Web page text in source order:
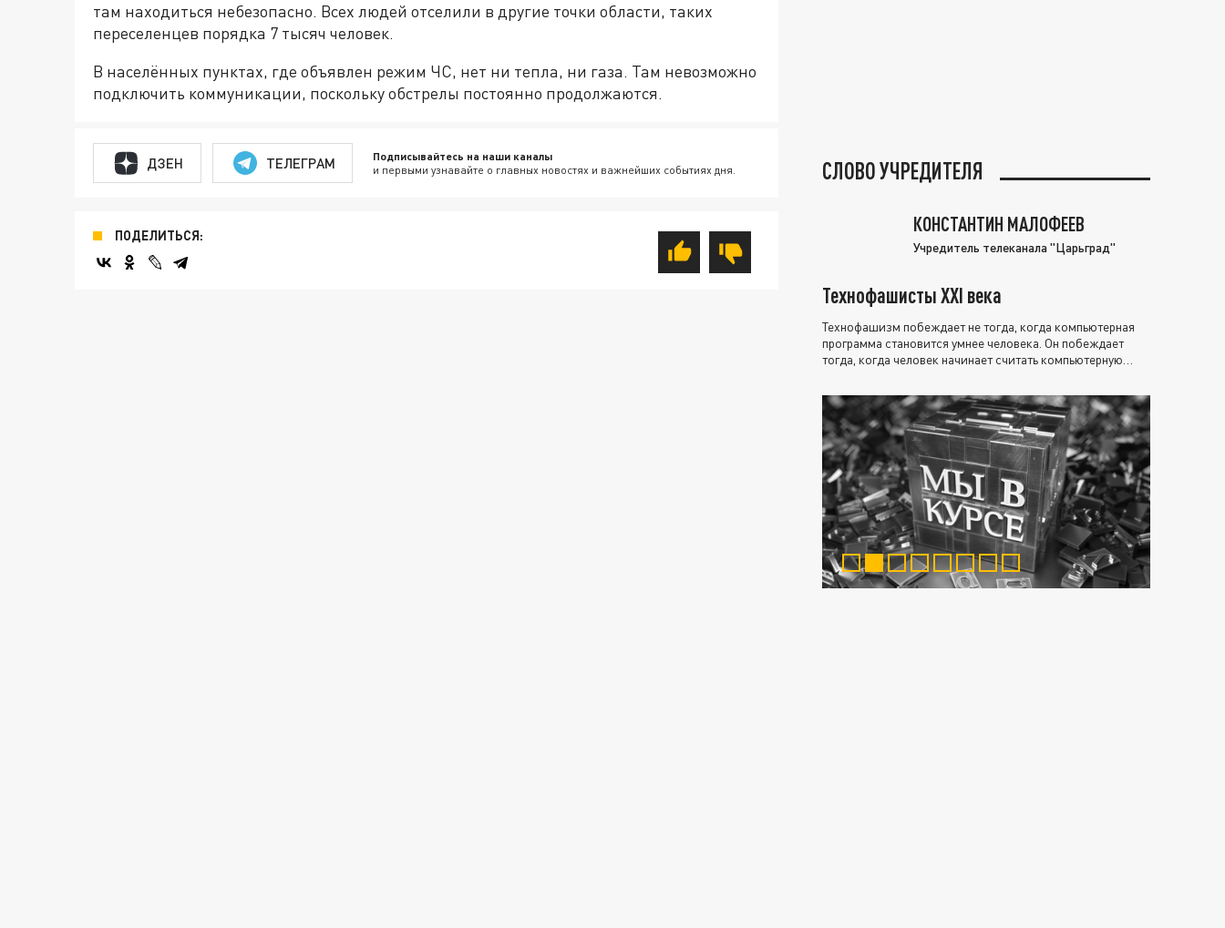
там находиться небезопасно. Всех людей отселили в другие точки области, таких
переселенцев порядка 7 тысяч человек.
В населённых пунктах, где объявлен режим ЧС, нет ни тепла, ни газа. Там невозможно
подключить коммуникации, поскольку обстрелы постоянно продолжаются.
ДЗЕН ТЕЛЕГРАМ Подписывайтесь на наши каналы
и первыми узнавайте о главных новостях и важнейших событиях дня.
ПОДЕЛИТЬСЯ:
СЛОВО УЧРЕДИТЕЛЯ
КОНСТАНТИН МАЛОФЕЕВ
Учредитель телеканала "Царьград"
Технофашисты XXI века
Технофашизм побеждает не тогда, когда компьютерная
программа становится умнее человека. Он побеждает
тогда, когда человек начинает считать компьютерную